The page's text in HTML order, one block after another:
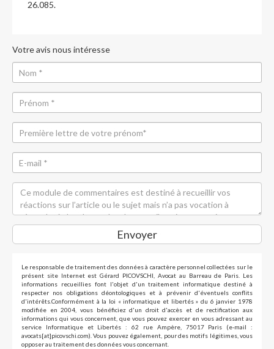
26.085.
Votre avis nous intéresse
Envoyer
Le responsable de traitement des données à caractère personnel collectées sur le
présent site Internet est Gérard PICOVSCHI, Avocat au Barreau de Paris. Les
informations recueillies font l'objet d'un traitement informatique destiné à
respecter nos obligations déontologiques et à prévenir d'éventuels conflits
d'intérêts.Conformément à la loi « informatique et libertés » du 6 janvier 1978
modifiée en 2004, vous bénéficiez d'un droit d'accès et de rectification aux
informations qui vous concernent, que vous pouvez exercer en vous adressant au
service Informatique et Libertés : 62 rue Ampère, 75017 Paris (e-mail :
avocats[at]picovschi.com). Vous pouvez également, pour des motifs légitimes, vous
opposer au traitement des données vous concernant.